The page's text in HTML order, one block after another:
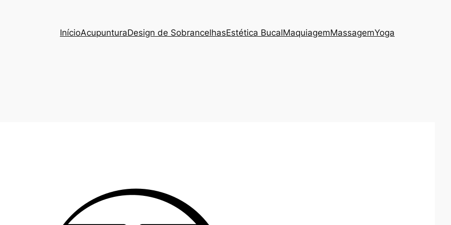
InícioAcupunturaDesign de SobrancelhasEstética BucalMaquiagemMassagemYoga